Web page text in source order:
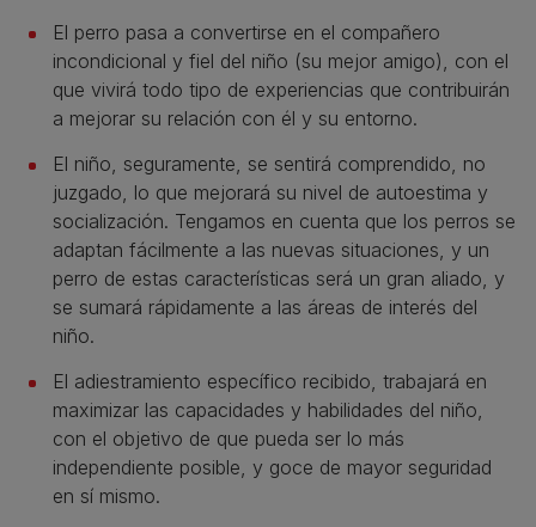
El perro pasa a convertirse en el compañero
incondicional y fiel del niño (su mejor amigo), con el
que vivirá todo tipo de experiencias que contribuirán
a mejorar su relación con él y su entorno.
El niño, seguramente, se sentirá comprendido, no
juzgado, lo que mejorará su nivel de autoestima y
socialización. Tengamos en cuenta que los perros se
adaptan fácilmente a las nuevas situaciones, y un
perro de estas características será un gran aliado, y
se sumará rápidamente a las áreas de interés del
niño.
El adiestramiento específico recibido, trabajará en
maximizar las capacidades y habilidades del niño,
con el objetivo de que pueda ser lo más
independiente posible, y goce de mayor seguridad
en sí mismo.